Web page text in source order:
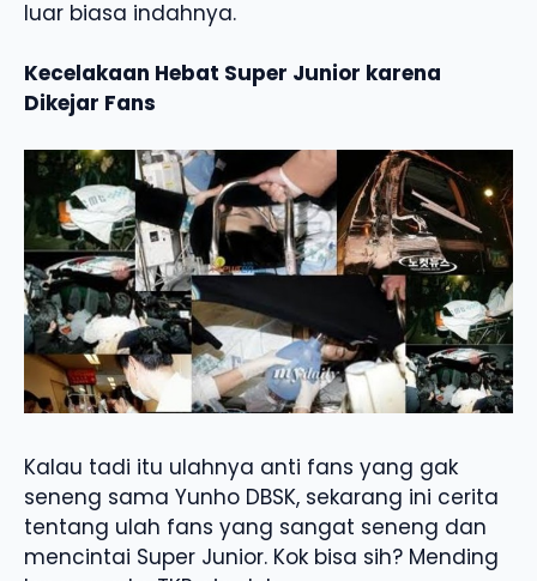
luar biasa indahnya.
Kecelakaan Hebat Super Junior karena
Dikejar Fans
Kalau tadi itu ulahnya anti fans yang gak
seneng sama Yunho DBSK, sekarang ini cerita
tentang ulah fans yang sangat seneng dan
mencintai Super Junior. Kok bisa sih? Mending